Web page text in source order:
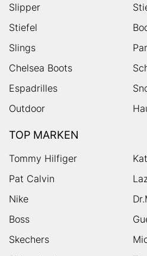
Slipper
Stiefel
Slings
Chelsea Boots
Espadrilles
Outdoor
TOP MARKEN
Tommy Hilfiger
Pat Calvin
Nike
Boss
Skechers